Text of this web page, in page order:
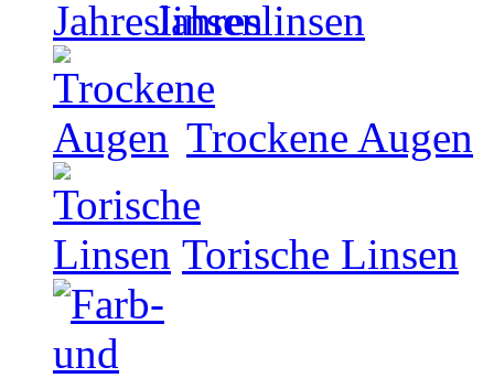
Jahreslinsen
Trockene Augen
Torische Linsen